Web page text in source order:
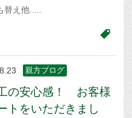
替え他
親方ブログ
の安心感！ お客様
トをいただきまし